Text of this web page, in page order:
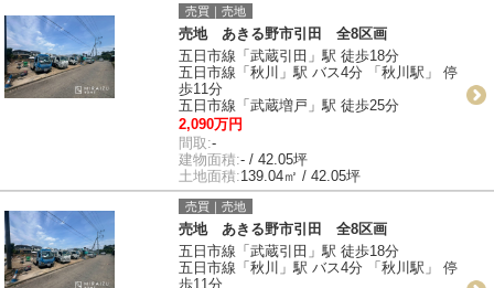
売買｜売地
売地 あきる野市引田 全8区画
五日市線「武蔵引田」駅 徒歩18分
五日市線「秋川」駅 バス4分 「秋川駅」 停
歩11分
五日市線「武蔵増戸」駅 徒歩25分
2,090万円
間取:-
建物面積:- / 42.05坪
土地面積:139.04㎡ / 42.05坪
売買｜売地
売地 あきる野市引田 全8区画
五日市線「武蔵引田」駅 徒歩18分
五日市線「秋川」駅 バス4分 「秋川駅」 停
歩11分